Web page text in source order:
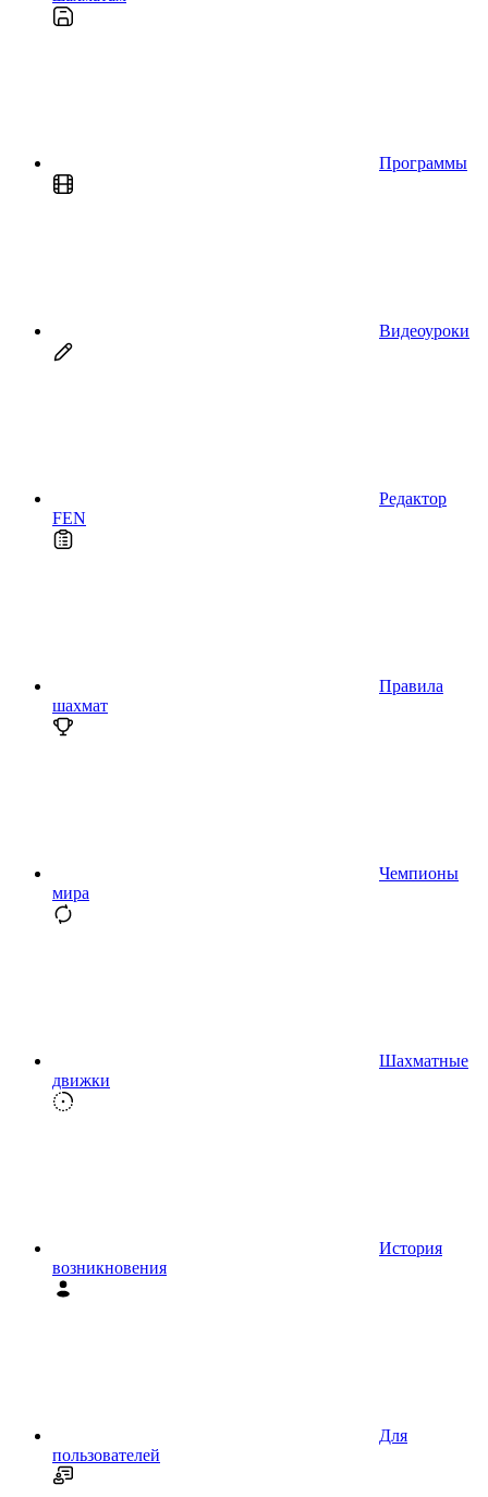
Программы
Видеоуроки
Редактор
FEN
Правила
шахмат
Чемпионы
мира
Шахматные
движки
История
возникновения
Для
пользователей